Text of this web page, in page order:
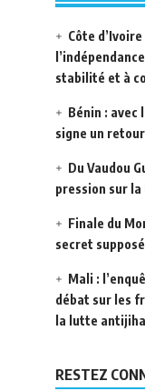
Côte
stabilité et à
Bénin : avec
signe un
Du Vaudou
pression sur
Finale du
secret
Mali :
débat sur les
la lutte
RESTEZ